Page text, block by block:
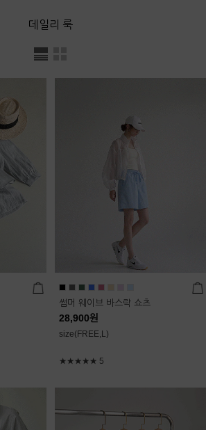
데일리 룩
썸머 웨이브 바스락 쇼츠
28,900원
size(FREE,L)
★★★★★ 5